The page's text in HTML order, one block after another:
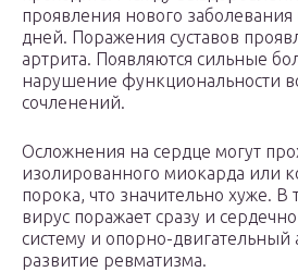
проявления нового
дней. Поражения суставов
артрита. Появляются сильные
нарушение функциональности
сочленений.
Осложнения на сердце могут
изолированного миокарда или
порока, что значительно хуже. В
вирус поражает сразу и
систему и опорно-двигательный
развитие ревматизма.